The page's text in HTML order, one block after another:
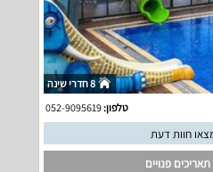
8 חדרי שינה
טלפון:052-9095619
חוות דעת
פנויים